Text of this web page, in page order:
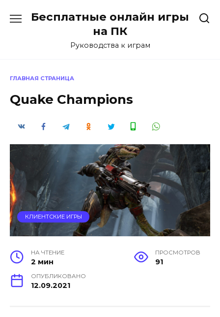
Бесплатные онлайн игры
на ПК
Руководства к играм
ГЛАВНАЯ СТРАНИЦА
Quake Champions
КЛИЕНТСКИЕ ИГРЫ
НА ЧТЕНИЕ
2 мин
ПРОСМОТРОВ
91
ОПУБЛИКОВАНО
12.09.2021